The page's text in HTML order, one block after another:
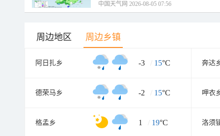
中国天气网 2026-08-05 07:56
周边地区 周边乡镇
阿日扎乡 -3 / 15°C 奔达
德荣马乡 -2 / 15°C 呷衣
格孟乡 1 / 19°C 洛须